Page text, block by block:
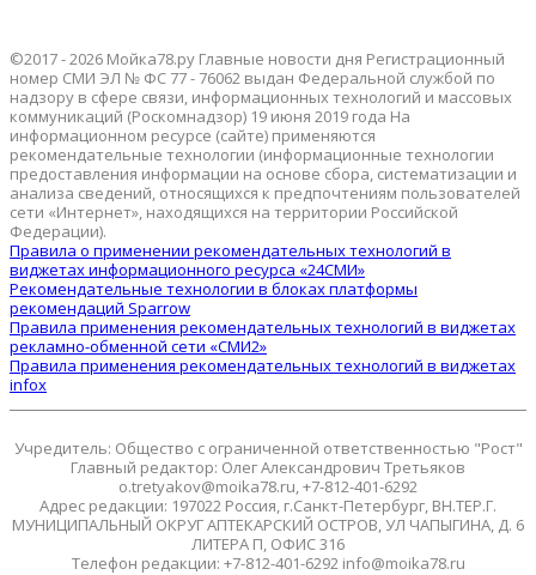
©2017 - 2026 Мойка78.ру Главные новости дня Регистрационный
номер СМИ ЭЛ № ФС 77 - 76062 выдан Федеральной службой по
надзору в сфере связи, информационных технологий и массовых
коммуникаций (Роскомнадзор) 19 июня 2019 года На
информационном ресурсе (сайте) применяются
рекомендательные технологии (информационные технологии
предоставления информации на основе сбора, систематизации и
анализа сведений, относящихся к предпочтениям пользователей
сети «Интернет», находящихся на территории Российской
Федерации).
Правила о применении рекомендательных технологий в
виджетах информационного ресурса «24СМИ»
Рекомендательные технологии в блоках платформы
рекомендаций Sparrow
Правила применения рекомендательных технологий в виджетах
рекламно-обменной сети «СМИ2»
Правила применения рекомендательных технологий в виджетах
infox
Учредитель: Общество с ограниченной ответственностью "Рост"
Главный редактор: Олег Александрович Третьяков
o.tretyakov@moika78.ru, +7-812-401-6292
Адрес редакции: 197022 Россия, г.Санкт-Петербург, ВН.ТЕР.Г.
МУНИЦИПАЛЬНЫЙ ОКРУГ АПТЕКАРСКИЙ ОСТРОВ, УЛ ЧАПЫГИНА, Д. 6
ЛИТЕРА П, ОФИС 316
Телефон редакции: +7-812-401-6292 info@moika78.ru